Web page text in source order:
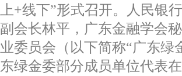
上+线下”形式召开。人民银
副会长林平，广东金融学会
业委员会（以下简称“广东绿
东绿金委部分成员单位代表